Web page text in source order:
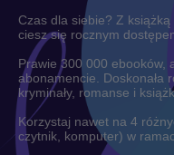
Czas dla siebie? Z
ciesz się rocznym
Prawie 300 000 ebooków,
abonamencie. Doskonała
kryminały, romanse i
Korzystaj nawet na 4
czytnik, komputer) w